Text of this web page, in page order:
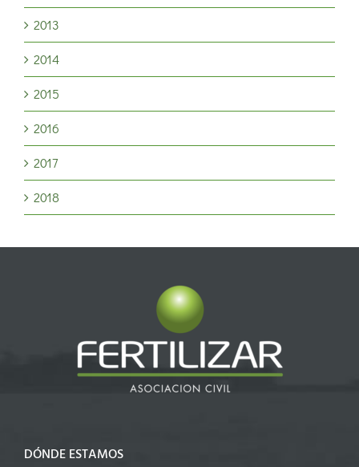
2013
2014
2015
2016
2017
2018
DÓNDE ESTAMOS